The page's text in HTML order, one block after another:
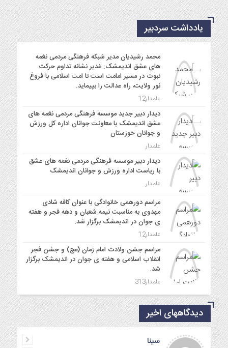
یادداشت سردبیر
محمد رشیدیان مدیر شبکه فرهنگی مردمی نغمه
های عشق اندیمشک: غدیر نشانه تداوم حرکت
نبوت در مسیر امامت است تا امت اسلامی با فروغ
نور ولایت، راه عدالت را بپیماید.
علمدار12
دیدار دبیر جدید موسسه فرهنگی مردمی نغمه های
عشق اندیمشک با معاونت جوانان اداره کل ورزش
و جوانان خوزستان
علمدار
دیدار دبیر موسسه فرهنگی مردمی نغمه های عشق
با ریاست اداره ورزش و جوانان اندیمشک
علمدار
مراسم دورهمی خانوادگی با عنوان کافه شادی
مهدوی به مناسبت نیمه شعبان و دهه فجر و هفته
ی جوان در اندیمشک برگزار شد.
علمدار12
مراسم جشن ولادت امام زمان (عج) و جشن فجر
انقلاب اسلامی و هفته ی جوان در اندیمشک برگزار
شد.
علمدار313
دیدگاههای اخیر
سینا